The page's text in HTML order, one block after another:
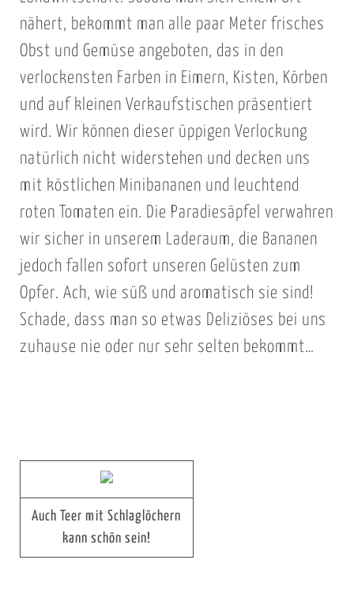
nähert, bekommt man alle paar Meter frisches
Obst und Gemüse angeboten, das in den
verlockensten Farben in Eimern, Kisten, Körben
und auf kleinen Verkaufstischen präsentiert
wird. Wir können dieser üppigen Verlockung
natürlich nicht widerstehen und decken uns
mit köstlichen Minibananen und leuchtend
roten Tomaten ein. Die Paradiesäpfel verwahren
wir sicher in unserem Laderaum, die Bananen
jedoch fallen sofort unseren Gelüsten zum
Opfer. Ach, wie süß und aromatisch sie sind!
Schade, dass man so etwas Deliziöses bei uns
zuhause nie oder nur sehr selten bekommt…
Auch Teer mit Schlaglöchern
kann schön sein!